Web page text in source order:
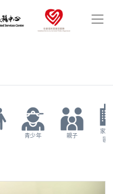
青少年 親子
家長
區